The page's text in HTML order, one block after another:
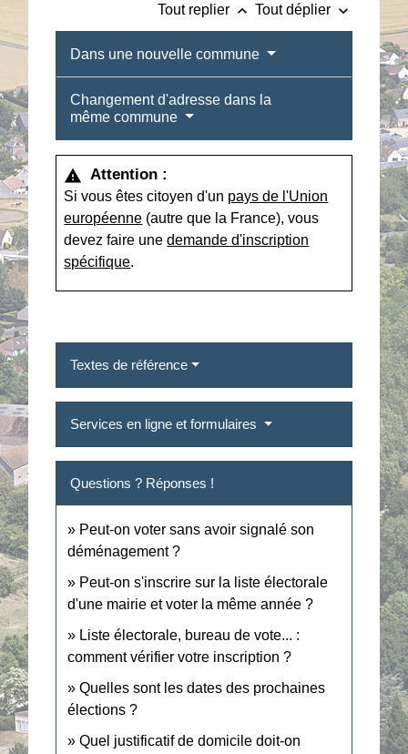
Tout replier keyboard_arrow_up Tout déplier keyboard_arrow_down
Dans une nouvelle commune
Changement d'adresse dans la
même commune
warning Attention :
Si vous êtes citoyen d'un pays de l'Union
européenne (autre que la France), vous
devez faire unedemande d'inscription
spécifique.
Textes de référence
Services en ligne et formulaires
Questions ? Réponses !
Peut-on voter sans avoir signalé son
déménagement ?
Peut-on s'inscrire sur la liste électorale
d'une mairie et voter la même année ?
Liste électorale, bureau de vote... :
comment vérifier votre inscription ?
Quelles sont les dates des prochaines
élections ?
Quel justificatif de domicile doit-on